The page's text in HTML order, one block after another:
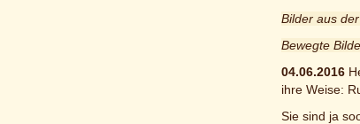
Bilder aus
Bewegte
04.06.2016
ihre Weise:
Sie sind ja